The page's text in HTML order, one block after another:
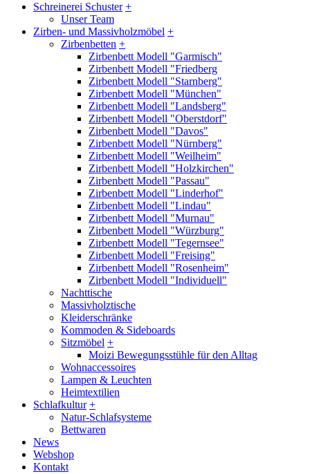
Schreinerei Schuster +
Unser Team
Zirben- und Massivholzmöbel +
Zirbenbetten +
Zirbenbett Modell "Garmisch"
Zirbenbett Modell "Friedberg
Zirbenbett Modell "Starnberg"
Zirbenbett Modell "München"
Zirbenbett Modell "Landsberg"
Zirbenbett Modell "Oberstdorf"
Zirbenbett Modell "Davos"
Zirbenbett Modell "Nürnberg"
Zirbenbett Modell "Weilheim"
Zirbenbett Modell "Holzkirchen"
Zirbenbett Modell "Passau"
Zirbenbett Modell "Linderhof"
Zirbenbett Modell "Lindau"
Zirbenbett Modell "Murnau"
Zirbenbett Modell "Würzburg"
Zirbenbett Modell "Tegernsee"
Zirbenbett Modell "Freising"
Zirbenbett Modell "Rosenheim"
Zirbenbett Modell "Individuell"
Nachttische
Massivholztische
Kleiderschränke
Kommoden & Sideboards
Sitzmöbel +
Moizi Bewegungsstühle für den Alltag
Wohnaccessoires
Lampen & Leuchten
Heimtextilien
Schlafkultur +
Natur-Schlafsysteme
Bettwaren
News
Webshop
Kontakt